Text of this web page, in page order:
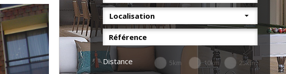
Localisation
Distance 5km 10km 25km